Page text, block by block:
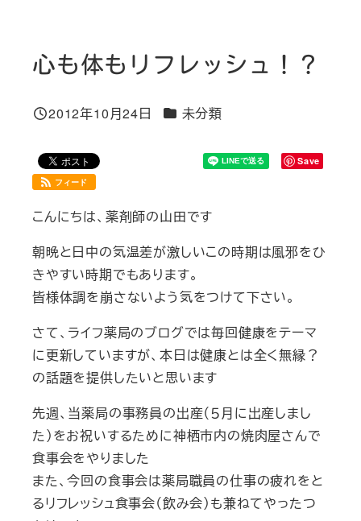
心も体もリフレッシュ！？
投稿日
2012年10月24日 カテゴリー
未分類
Save
フィード
こんにちは、薬剤師の山田です
朝晩と日中の気温差が激しいこの時期は風邪をひ
きやすい時期でもあります。
皆様体調を崩さないよう気をつけて下さい。
さて、ライフ薬局のブログでは毎回健康をテーマ
に更新していますが、本日は健康とは全く無縁？
の話題を提供したいと思います
先週、当薬局の事務員の出産（５月に出産しまし
た）をお祝いするために神栖市内の焼肉屋さんで
食事会をやりました
また、今回の食事会は薬局職員の仕事の疲れをと
るリフレッシュ食事会（飲み会）も兼ねてやったつ